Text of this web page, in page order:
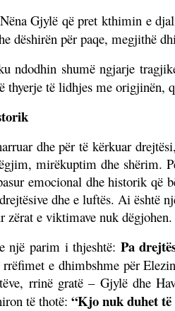
Gjylë që pret kthimin e
dëshirën për paqe, megjithë
ndodhin shumë ngjarje
thyerje të lidhjes me
dhe për të kërkuar
mirëkuptim dhe shërim.
emocional dhe historik që
dhe e luftës. Ai
zërat e viktimave nuk dëgjohen.
një parim i thjeshtë: Pa
e dhimbshme për
rrinë gratë – Gjylë dhe
të thotë: “Kjo nuk duhet të